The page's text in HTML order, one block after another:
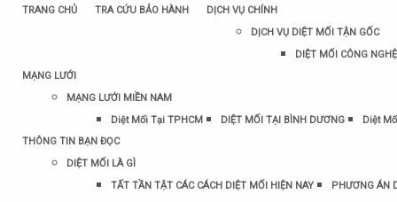
TRANG CHỦ TRA CỨU BẢO HÀNH
DỊCH VỤ CHÍNH
DỊCH VỤ DIỆT MỐI TẬN GỐC
DIỆT MỐI CÔNG
MẠNG LƯỚI
MẠNG LƯỚI MIỀN NAM
Diệt Mối Tại TPHCM
DIỆT MỐI TẠI BÌNH DƯƠNG
Diệt
THÔNG TIN BẠN ĐỌC
DIỆT MỐI LÀ GÌ
TẤT TẦN TẬT CÁC CÁCH DIỆT MỐI HIỆN NAY
PHƯƠNG ÁN